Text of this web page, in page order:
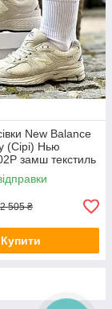
New Balance
(Сірі) Нью
замш текстиль
2 505 ₴
Купити